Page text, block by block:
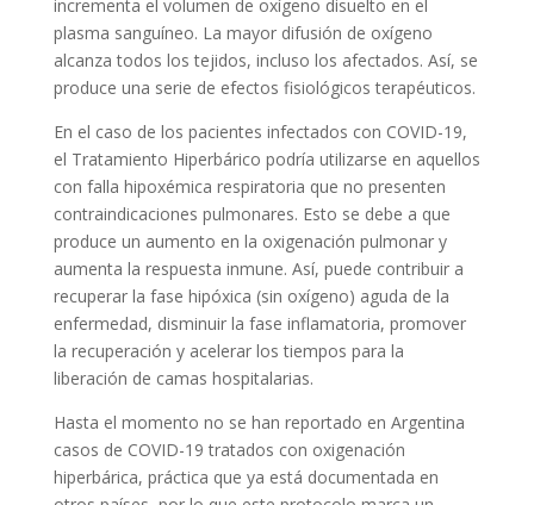
incrementa el volumen de oxígeno disuelto en el
plasma sanguíneo. La mayor difusión de oxígeno
alcanza todos los tejidos, incluso los afectados. Así, se
produce una serie de efectos fisiológicos terapéuticos.
En el caso de los pacientes infectados con COVID-19,
el Tratamiento Hiperbárico podría utilizarse en aquellos
con falla hipoxémica respiratoria que no presenten
contraindicaciones pulmonares. Esto se debe a que
produce un aumento en la oxigenación pulmonar y
aumenta la respuesta inmune. Así, puede contribuir a
recuperar la fase hipóxica (sin oxígeno) aguda de la
enfermedad, disminuir la fase inflamatoria, promover
la recuperación y acelerar los tiempos para la
liberación de camas hospitalarias.
Hasta el momento no se han reportado en Argentina
casos de COVID-19 tratados con oxigenación
hiperbárica, práctica que ya está documentada en